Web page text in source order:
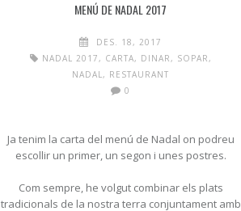
MENÚ DE NADAL 2017
DES. 18, 2017
NADAL 2017, CARTA, DINAR, SOPAR,
NADAL, RESTAURANT
0
Ja tenim la carta del menú de Nadal on podreu
escollir un primer, un segon i unes postres.
Com sempre, he volgut combinar els plats
tradicionals de la nostra terra conjuntament amb